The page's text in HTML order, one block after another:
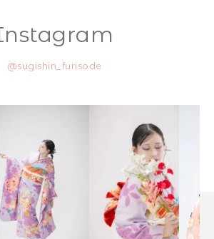
@sugishin_furisode